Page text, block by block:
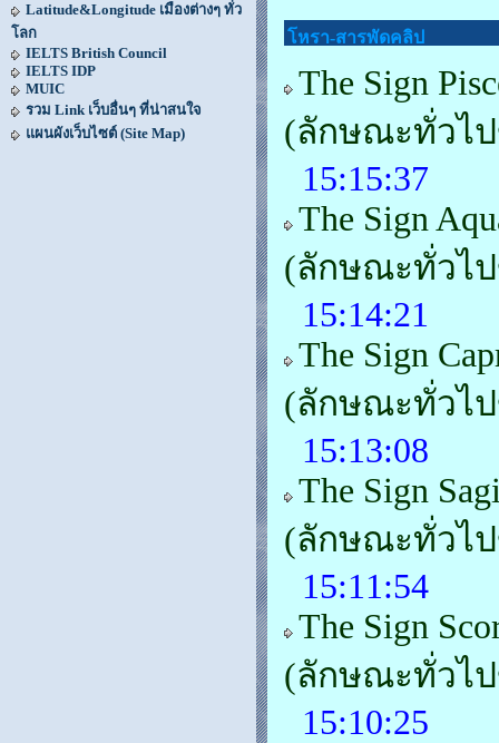
Latitude&Longitude เมืองต่างๆ ทั่ว
โลก
IELTS British Council
IELTS IDP
MUIC
รวม Link เว็บอื่นๆ ที่น่าสนใจ
แผนผังเว็บไซต์ (Site Map)
โหรา-สารพัดคลิป
The Sign
(ลักษณะทั่วไ
15:15:37
The Sign
(ลักษณะทั่วไ
15:14:21
The Sign
(ลักษณะทั่วไ
15:13:08
The Sign
(ลักษณะทั่วไ
15:11:54
The Sign
(ลักษณะทั่วไ
15:10:25